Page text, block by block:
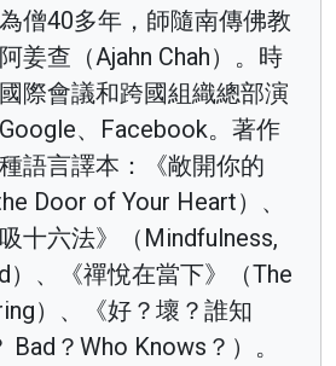
僧40多年，師隨南傳佛教
姜查（Ajahn Chah）。時
際會議和跨國組織總部演
、Facebook。著作
語言譯本：《敞開你的
Door of Your Heart）、
十六法》（Mindfulness,
）、《禪悅在當下》（The
）、《好？壞？誰知
？Who Knows？）。